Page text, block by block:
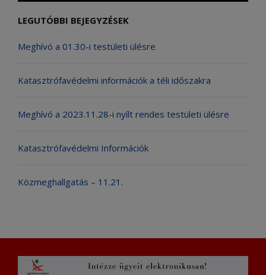
LEGUTÓBBI BEJEGYZÉSEK
Meghívó a 01.30-i testületi ülésre
Katasztrófavédelmi információk a téli időszakra
Meghívó a 2023.11.28-i nyílt rendes testületi ülésre
Katasztrófavédelmi Információk
Közmeghallgatás – 11.21.